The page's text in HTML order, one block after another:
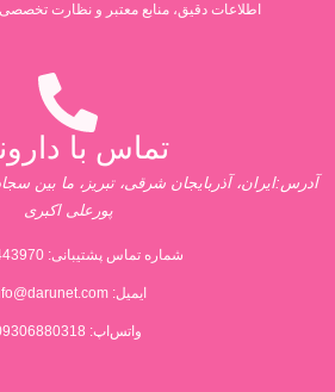
اطلاعات دقیق، منابع معتبر و نظارت
تماس با
آدرس:ایران، آذربایجان شرقی، تبریز، ما بین
پورعلی اکبری
شماره تماس پشتیبانی:
ایمیل:
واتس‌اپ: 09306880318